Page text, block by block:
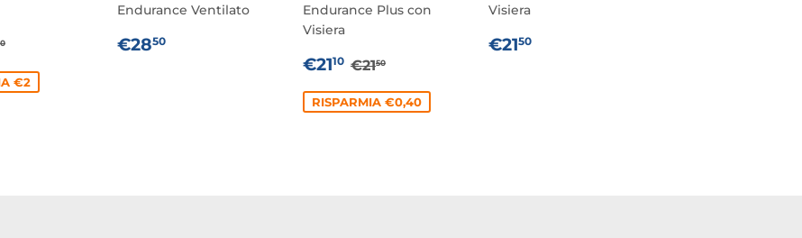
DI LISTINO
€2
Endurance Ventilato
PREZZO
€2850
Endurance Plus con
Visiera
PREZZO
€2110 €21,10
PREZZO DI LISTINO
€2150
RISPARMIA €0,40
Visiera
PREZZO
€2150